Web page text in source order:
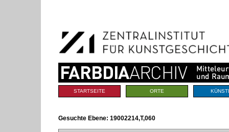
Navigation
Sektionen
STARTSEITE ORTE
Gesuchte Ebene: 19002214,T,060